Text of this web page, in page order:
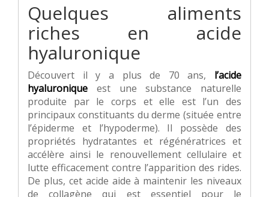
Quelques aliments
riches en acide
hyaluronique
Découvert il y a plus de 70 ans, l’acide
hyaluronique est une substance naturelle
produite par le corps et elle est l’un des
principaux constituants du derme (située entre
l’épiderme et l’hypoderme). Il possède des
propriétés hydratantes et régénératrices et
accélère ainsi le renouvellement cellulaire et
lutte efficacement contre l’apparition des rides.
De plus, cet acide aide à maintenir les niveaux
de collagène qui est essentiel pour le